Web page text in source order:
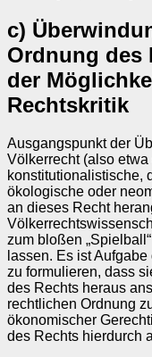
c)
Ordnung des
der
Rechtskritik
Ausgangspunkt der
Völkerrecht (also
konstitutionalistische,
ökologische oder
an dieses Recht
zum bloßen
lassen. Es ist
zu formulieren, dass
des Rechts heraus
rechtlichen Ordnung
ökonomischer
des Rechts hierdurch